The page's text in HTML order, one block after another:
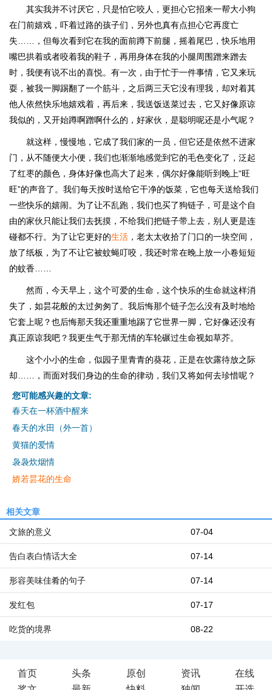
其实我并不讨厌它，只是怕它咬人，更担心它招来一帮大小狗
在门前嬉戏，吓着过路的孩子们，另外也真有点担心它再度亡
失……，但每次看到它在我的面前蹲下前腿，摇着尾巴，快乐地用
嘴巴拱着或者咬着我的鞋子，再用身体在我的小腿周围蹭来蹭去
时，我便有说不出的喜悦。有一次，由于忙于一件事情，它又来玩
耍，被我一脚踢翻了一个筋斗，之后两三天它没有理我，却对着其
他人依然快乐地嬉戏着，再后来，我送饭送菜过去，它又好像原谅
我似的，又开始蹲啊蹭啊什么的，好家伙，是聪明呢还是小气呢？
就这样，慢慢地，它成了我们家的一员，但它还是依然不进家
门，从不随便大小便，我们也渐渐地感觉到它的毛色变化了，泛起
了红枣的颜色，身体好像也高大了起来，偶尔好像能听到晚上“旺
旺”的声音了。我们每天按时送给它干净的饭菜，它也每天送给我们
一些快乐的嬉闹。为了让不乱跑，我们也买了狗链子，可是这个自
由的家伙只能让我们去抚摸，不给我们把链子带上去，别人更是连
碰都不行。为了让它更好的生活 ，老太太收拾了门口的一块空间，
放了纸板，为了不让它被蚊蝇叮咬，我还时常在晚上放一小卷短短
的蚊香……
然而，今天早上，这个可爱的生命，这个快乐的生命就这样消
失了，如昙花般的太过匆匆了。我后悔那个链子怎么没有及时地给
它套上呢？也后悔那天我还重重地踢了它世界一脚，它好像还没有
真正原谅我吧？我更生气于那无情的车轮碾过生命视如草芥。
这个小小的生命，似园子里青青的葵花，正是在饮露待放之际
却……，而面对我们身边的生命的律动，我们又将如何去珍惜呢？
您可能感兴趣的文章:
春天在一杯酒中醒来
春天的水田（外一首）
黄猫的爱情
袅袅炊烟情
娇若昙花的生命
相关文章
07-04
文旅的意义
07-14
告白表白情话大全
07-14
形容美味佳肴的句子
07-17
发红包
08-22
吃货的境界
首页 头条 原创 资讯
在线